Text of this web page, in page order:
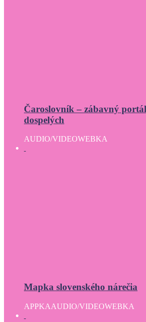
Čaroslovník – zábavný
dospelých
AUDIO/VIDEOWEBKA
Mapka slovenského nárečia
APPKAAUDIO/VIDEOWEBKA